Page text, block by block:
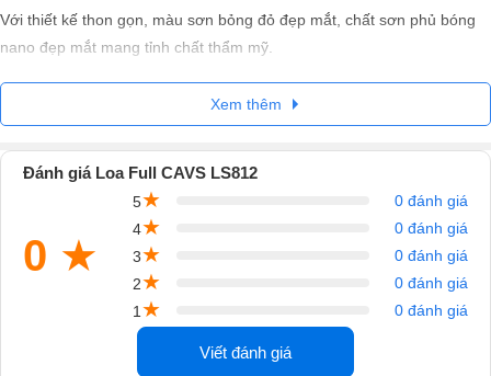
Với thiết kế thon gọn, màu sơn bỏng đỏ đẹp mắt, chất sơn phủ bóng
nano đẹp mắt mang tỉnh chất thẩm mỹ.
Một sản phẩm loa không những hay về chất lượng âm thanh mà còn
là một vật trưng bày trong không gian phòng khách, mang tỉnh chất
phòng hội họp.
Đặc biệt về các sản phẩm Loa như Model
thuộc dòng loa karaoke trong Seri CAVS-LS do Nhật
Hoàng phân phối . Với công suất lớn và đặc điểm của dòng loa
CAVS thiên về sức mạnh và “căng” tiếng cho nên CAVS LS812 phù
hợp với những hội trường, bar club nhỏ hoặc phòng karaoke hay hát
nhạc DJ diện tích khoảng 40m2– 50m .
Xem thêm
Đánh giá Loa Full CAVS LS812
0 ★
5★
0 đánh giá
4★
0 đánh giá
3★
0 đánh giá
2★
0 đánh giá
1 ★ 0 đánh giá
Viết đánh giá